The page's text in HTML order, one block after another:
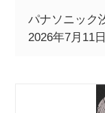
パナソニック
2026年7月11